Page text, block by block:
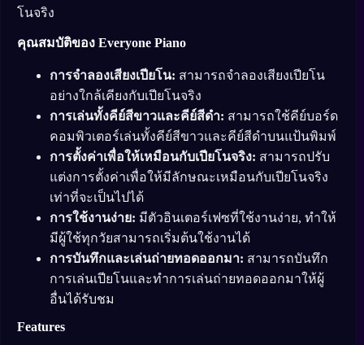
โนจริง
คุณสมบัติของ Everyone Piano
การจำลองเสียงเปียโน: สามารถจำลองเสียงเปียโน
อย่างใกล้เคียงกับเปียโนจริง
การเล่นทั้งคีย์สีขาวและคีย์สีดำ: สามารถใช้คีย์บอร์ด
คอมพิวเตอร์เล่นทั้งคีย์สีขาวและคีย์สีดำบนแป้นพิมพ์
การตั้งค่าเพื่อให้เหมือนกับเปียโนจริง: สามารถปรับ
แต่งการตั้งค่าเพื่อให้มีลักษณะเหมือนกับเปียโนจริง
เท่าที่จะเป็นไปได้
การใช้งานง่าย: มีตัวอินเตอร์เฟซที่ใช้งานง่าย, ทำให้
มีผู้ใช้ทุกวัยสามารถเริ่มต้นใช้งานได้
การบันทึกและเล่นถ่ายทอดออกมา: สามารถบันทึก
การเล่นเปียโนและทำการเล่นถ่ายทอดออกมาให้ผู้
อื่นได้รับชม
Features